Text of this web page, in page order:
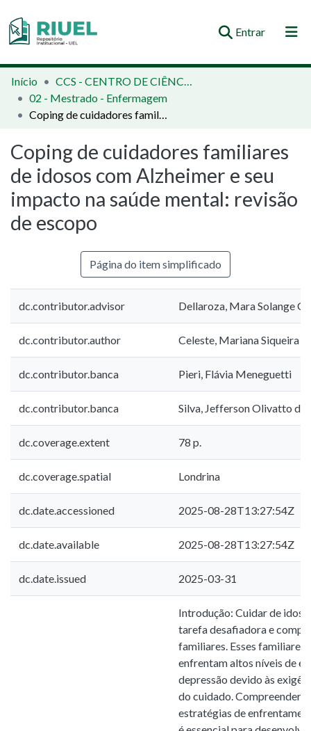
Entrar(current)
Orientações e Normas
Comunidades e Coleções
Estatísticas
Início
CCS - CENTRO DE CIÊNCIAS DA SAÚDE
02 - Mestrado - Enfermagem
Coping de cuidadores familiares de idosos com Alzheimer e seu impacto na saúde mental: revisão de escopo
Coping de cuidadores familiares
de idosos com Alzheimer e seu
impacto na saúde mental: revisão
de escopo
Página do item simplificado
dc.contributor.advisor Dellaroza, Mara Solange
dc.contributor.author Celeste, Mariana Siqueira
dc.contributor.banca Pieri, Flávia Meneguetti
dc.contributor.banca Silva, Jefferson Olivatto da
dc.coverage.extent 78 p.
dc.coverage.spatial Londrina
dc.date.accessioned 2025-08-28T13:27:54Z
dc.date.available 2025-08-28T13:27:54Z
dc.date.issued 2025-03-31
Introdução: Cuidar de
tarefa desafiadora e
familiares. Esses familiares
enfrentam altos níveis de
depressão devido às
do cuidado. Compreender
estratégias de